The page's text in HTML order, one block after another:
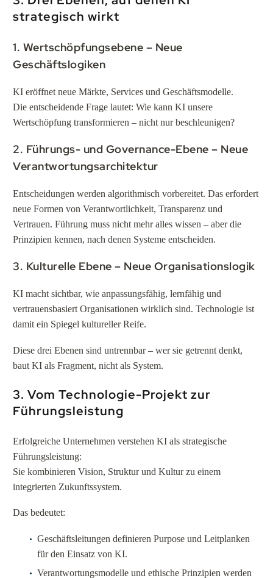
strategisch wirkt
1. Wertschöpfungsebene – Neue
Geschäftslogiken
KI eröffnet neue Märkte, Services und Geschäftsmodelle.
Die entscheidende Frage lautet: Wie kann KI unsere
Wertschöpfung transformieren – nicht nur beschleunigen?
2. Führungs- und Governance-Ebene – Neue
Verantwortungsarchitektur
Entscheidungen werden algorithmisch vorbereitet. Das erfordert
neue Formen von Verantwortlichkeit, Transparenz und
Vertrauen. Führung muss nicht mehr alles wissen – aber die
Prinzipien kennen, nach denen Systeme entscheiden.
3. Kulturelle Ebene – Neue Organisationslogik
KI macht sichtbar, wie anpassungsfähig, lernfähig und
vertrauensbasiert Organisationen wirklich sind. Technologie ist
damit ein Spiegel kultureller Reife.
Diese drei Ebenen sind untrennbar – wer sie getrennt denkt,
baut KI als Fragment, nicht als System.
3. Vom Technologie-Projekt zur
Führungsleistung
Erfolgreiche Unternehmen verstehen KI als strategische
Führungsleistung:
Sie kombinieren Vision, Struktur und Kultur zu einem
integrierten Zukunftssystem.
Das bedeutet:
Geschäftsleitungen definieren Purpose und Leitplanken
für den Einsatz von KI.
Verantwortungsmodelle und ethische Prinzipien werden